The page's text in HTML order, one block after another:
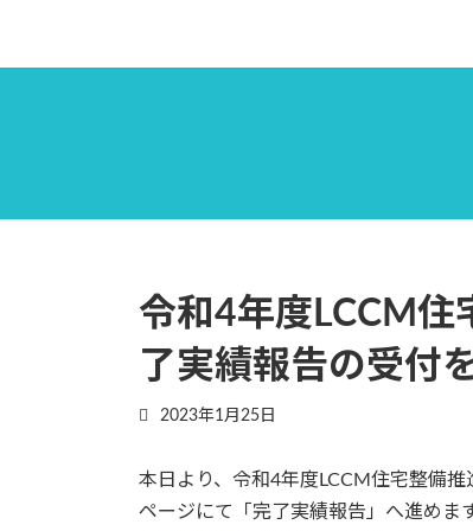
テ
ゲ
令和4年度LCCM住
了実績報告の受付
2023年1月25日
本日より、令和4年度LCCM住宅整備
ページにて「完了実績報告」へ進めます